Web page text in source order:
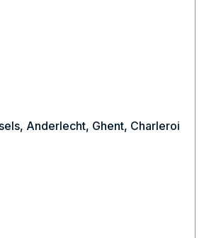
Anderlecht, Ghent, Charleroi